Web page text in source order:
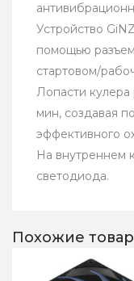
Устройство
помощью
стартовом/
Лопасти кулера
мин, создавая
эффективного
На внутреннем
светодиода.
Похожие